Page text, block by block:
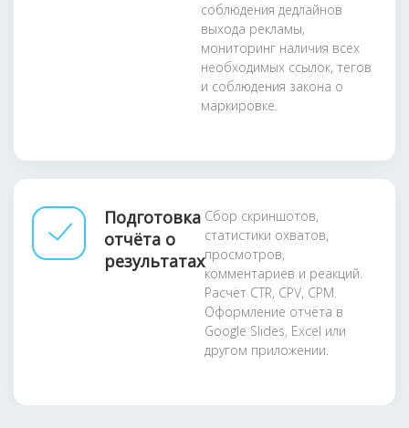
соблюдения дедлайнов
выхода рекламы,
мониторинг наличия всех
необходимых ссылок, тегов
и соблюдения закона о
маркировке.
Подготовка
отчёта о
результатах
Сбор скриншотов,
статистики охватов,
просмотров,
комментариев и реакций.
Расчёт CTR, CPV, CPM.
Оформление отчёта в
Google Slides, Excel или
другом приложении.